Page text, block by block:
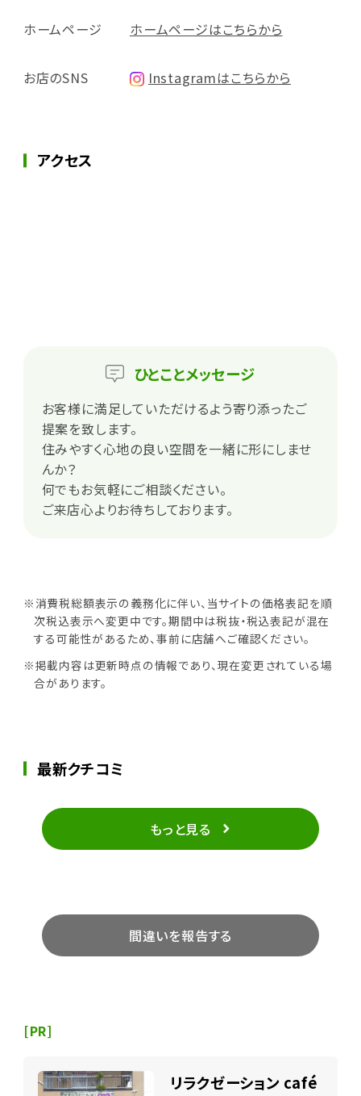
ホームページ ホームページはこちらから
お店のSNS Instagramはこちらから
アクセス
ひとことメッセージ
お客様に満足していただけるよう寄り添ったご
提案を致します。
住みやすく心地の良い空間を一緒に形にしませ
んか？
何でもお気軽にご相談ください。
ご来店心よりお待ちしております。
※消費税総額表示の義務化に伴い、当サイトの価格表記を順
次税込表示へ変更中です。期間中は税抜・税込表記が混在
する可能性があるため、事前に店舗へご確認ください。
※掲載内容は更新時点の情報であり、現在変更されている場
合があります。
最新クチコミ
もっと見る
間違いを報告する
[PR]
リラクゼーション café